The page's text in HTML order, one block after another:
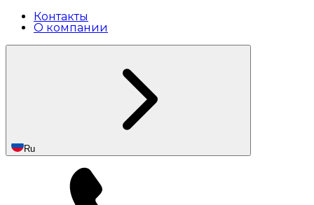
Контакты
О компании
Ru